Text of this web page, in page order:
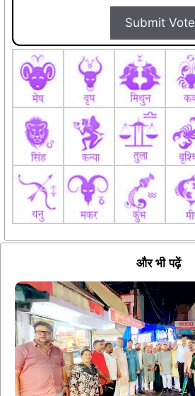
Submit Vote
और भी पढ़ें